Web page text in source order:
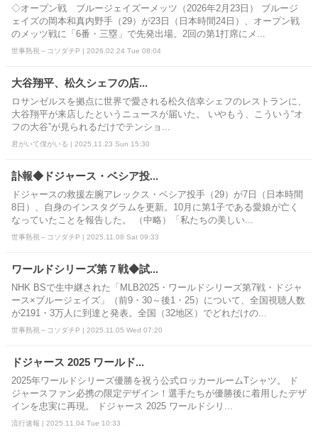
◇オープン戦 ブルージェイズーメッツ（2026年2月23日） ブルージ
ェイズの岡本和真内野手（29）が23日（日本時間24日）、オープン戦
のメッツ戦に「6番・三塁」で先発出場。2回の第1打席にメ...
世事熟視～コソダチP | 2026.02.24 Tue 08:04
大谷翔平、松久シェフの店...
ロサンゼルスを拠点に世界で愛される松久信幸シェフのレストランに、
大谷翔平が来店したというニュースが届いた。 いやもう、こういう“オ
フの大谷”が見られるだけでテンショ...
君がいて僕がいる | 2025.11.23 Sun 15:30
訃報◆ドジャース・ベシア投...
ドジャースの救援左腕アレックス・ベシア投手（29）が7日（日本時間
8日）、自身のインスタグラムを更新。10月に第1子である愛娘が亡く
なっていたことを報告した。 （中略）「私たちの美しい...
世事熟視～コソダチP | 2025.11.08 Sat 09:33
ワールドシリーズ第７戦◆試...
NHK BSで生中継された「MLB2025・ワールドシリーズ第7戦・ドジャ
ース×ブルージェイズ」（前9・30～後1・25）について、全国視聴人数
が2191・3万人に到達と発表。全国（32地区）でどれだけの...
世事熟視～コソダチP | 2025.11.05 Wed 07:20
ドジャース 2025 ワールド...
2025年ワールドシリーズ優勝を祝う公式ロッカールームTシャツ。 ド
ジャースファン必携の限定デザイン！選手たちが優勝後に着用したデザ
インを忠実に再現。 ドジャース 2025 ワールドシリ...
流行速報 | 2025.11.04 Tue 10:33